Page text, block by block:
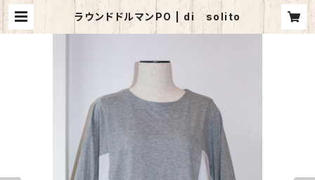
ラウンドドルマンPO | di solito